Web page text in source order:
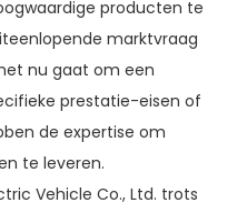
producten te
marktvraag
nu gaat om een
prestatie-eisen of
de expertise om
te leveren.
Vehicle Co., Ltd. trots